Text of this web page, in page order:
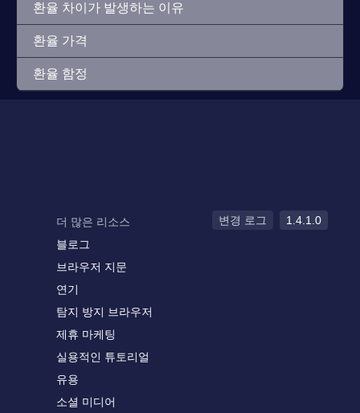
환율 차이가 발생하는 이유
환율 가격
환율 함정
더 많은 리소스
블로그
브라우저 지문
연기
탐지 방지 브라우저
제휴 마케팅
실용적인 튜토리얼
유용
소셜 미디어
변경 로그 1.4.1.0